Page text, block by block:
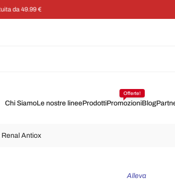
Risparmia il 5% su ogni ordine con un
Chi SiamoLe nostre lineeProdottiPromozioni
Offerte!
Blog
Antiox
Alleva